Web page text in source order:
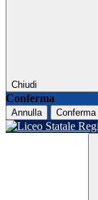
Chiudi
Conferma
Annulla Conferma